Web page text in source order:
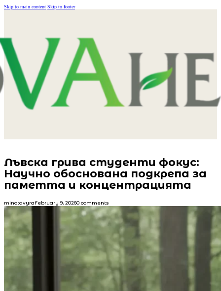
Skip to main content Skip to footer
Лъвска грива студенти фокус:
Научно обоснована подкрепа за
паметта и концентрацията
minotavyraFebruary 9, 20260 comments